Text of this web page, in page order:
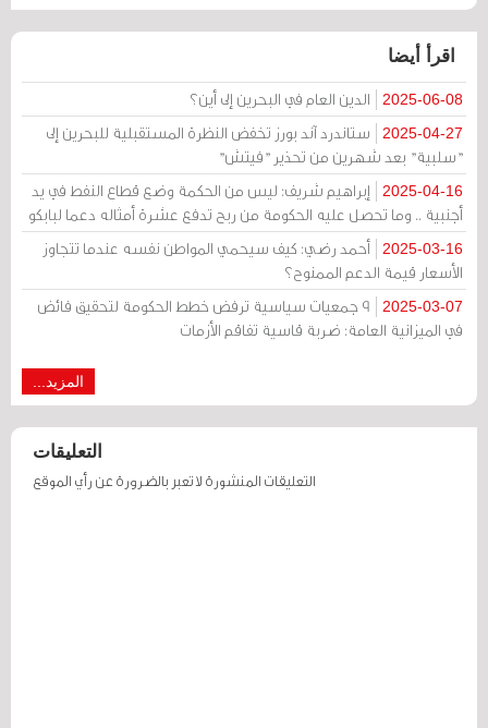
اقرأ أيضا
2025-06-08 الدين العام في البحرين إلى أين؟
2025-04-27
ستاندرد آند بورز تخفض النظرة المستقبلية للبحرين إلى
"سلبية" بعد شهرين من تحذير "فيتش"
2025-04-16
إبراهيم شريف: ليس من الحكمة وضع قطاع النفط في يد
أجنبية .. وما تحصل عليه الحكومة من ربح تدفع عشرة أمثاله دعما لبابكو
2025-03-16
أحمد رضي: كيف سيحمي المواطن نفسه عندما تتجاوز
الأسعار قيمة الدعم الممنوح؟
2025-03-07
9 جمعيات سياسية ترفض خطط الحكومة لتحقيق فائض
في الميزانية العامة: ضربة قاسية تفاقم الأزمات
المزيد...
التعليقات
التعليقات المنشورة لا تعبر بالضرورة عن رأي الموقع